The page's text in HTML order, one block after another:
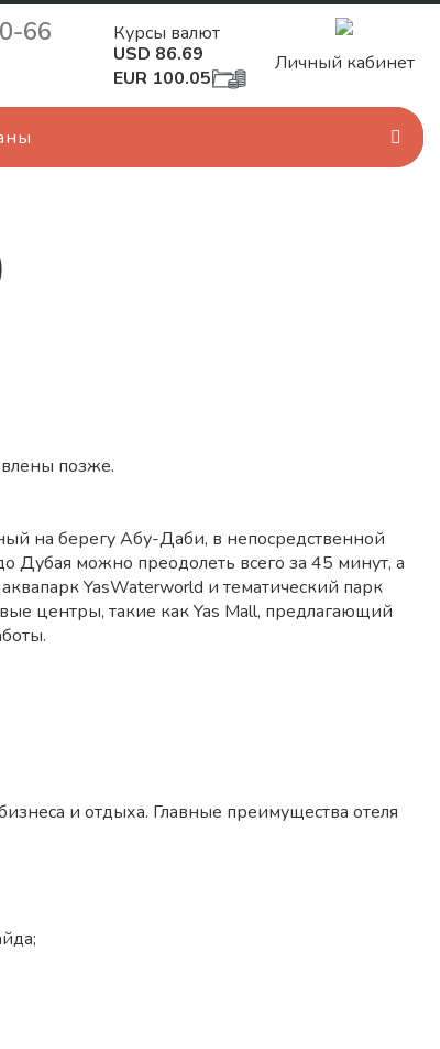
66
Курсы валют
USD 86.69
EUR 100.05
Личный кабинет
позже.
на берегу Абу-Даби, в непосредственной
Дубая можно преодолеть всего за 45 минут, а
YasWaterworld и тематический парк
центры, такие как Yas Mall, предлагающий
и отдыха. Главные преимущества отеля